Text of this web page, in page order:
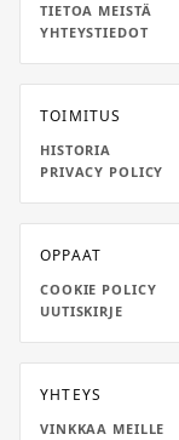
TIETOA MEISTÄ
YHTEYSTIEDOT
TOIMITUS
HISTORIA
PRIVACY POLICY
OPPAAT
COOKIE POLICY
UUTISKIRJE
YHTEYS
VINKKAA MEILLE